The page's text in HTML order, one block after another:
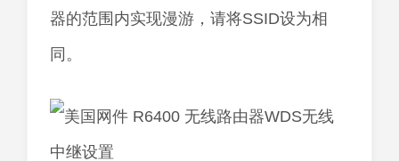
器的范围内实现漫游，请将SSID设为相
同。